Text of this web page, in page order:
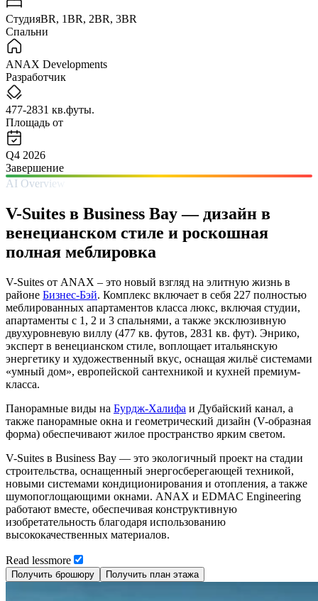
СтудияBR, 1BR, 2BR, 3BR
Спальни
ANAX Developments
Разработчик
477-2831 кв.футы.
Площадь от
Q4 2026
Завершение
AI Overview
V-Suites в Business Bay — дизайн в
венецианском стиле и роскошная
полная меблировка
V-Suites от ANAX – это новый взгляд на элитную жизнь в
районе Бизнес-Бэй. Комплекс включает в себя 227 полностью
меблированных апартаментов класса люкс, включая студии,
апартаменты с 1, 2 и 3 спальнями, а также эксклюзивную
двухуровневую виллу (477 кв. футов, 2831 кв. фут). Энрико,
эксперт в венецианском стиле, воплощает итальянскую
энергетику и художественный вкус, оснащая жильё системами
«умный дом», европейской сантехникой и кухней премиум-
класса.
Панорамные виды на Бурдж-Халифа и Дубайский канал, а
также панорамные окна и геометрический дизайн (V-образная
форма) обеспечивают жилое пространство ярким светом.
V-Suites в Business Bay — это экологичный проект на стадии
строительства, оснащенный энергосберегающей техникой,
новыми системами кондиционирования и отопления, а также
шумопоглощающими окнами. ANAX и EDMAC Engineering
работают вместе, обеспечивая конструктивную
изобретательность благодаря использованию
высококачественных материалов.
Read lessmore
Получить брошюру Получить план этажа